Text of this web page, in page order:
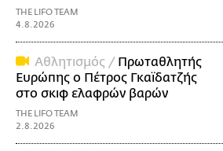
THE LIFO TEAM
4.8.2026
Αθλητισμός / Πρωταθλητής
Ευρώπης ο Πέτρος Γκαϊδατζής
στο σκιφ ελαφρών βαρών
THE LIFO TEAM
2.8.2026